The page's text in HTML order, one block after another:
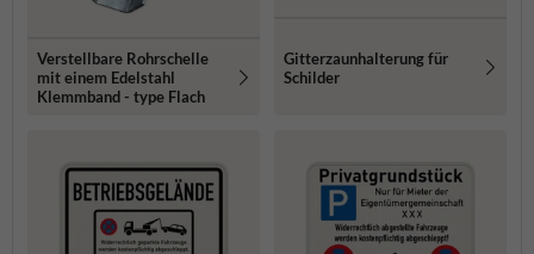
Verstellbare Rohrschelle
mit einem Edelstahl
Klemmband - type Flach
Gitterzaunhalterung für
Schilder